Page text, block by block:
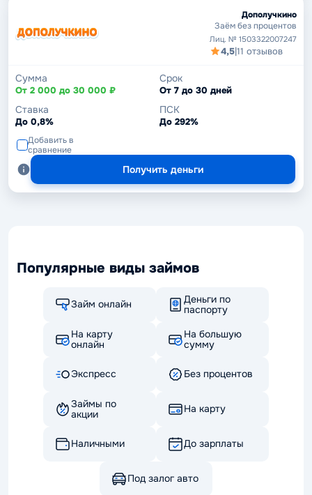
Дополучкино
Заём без процентов
Лиц. № 1503322007247
4,5|11 отзывов
Сумма
От 2 000 до 30 000 ₽
Срок
От 7 до 30 дней
Ставка
До 0,8%
ПСК
До 292%
Добавить в
сравнение
Получить деньги
Популярные виды займов
Займ онлайн
Деньги по
паспорту
На карту
онлайн
На большую
сумму
Экспресс Без процентов
Займы по
акции
На карту
Наличными До зарплаты
Под залог авто